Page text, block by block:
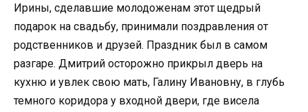
Ирины, сделавшие молодоженам этот щедрый
подарок на свадьбу, принимали поздравления от
родственников и друзей. Праздник был в самом
разгаре. Дмитрий осторожно прикрыл дверь на
кухню и увлек свою мать, Галину Ивановну, в глубь
темного коридора у входной двери, где висела